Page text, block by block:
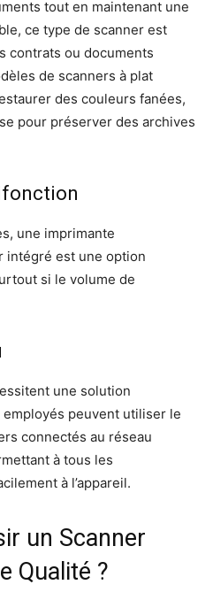
tout en maintenant une
ce type de scanner est
contrats ou documents
de scanners à plat
des couleurs fanées,
pour préserver des archives
une imprimante
intégré est une option
si le volume de
une solution
peuvent utiliser le
connectés au réseau
à tous les
à l’appareil.
un Scanner
Qualité ?